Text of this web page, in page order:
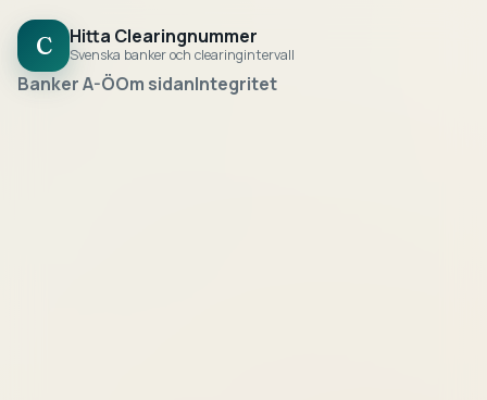
C Hitta Clearingnummer
Svenska banker och clearingintervall
Banker A-ÖOm sidanIntegritet